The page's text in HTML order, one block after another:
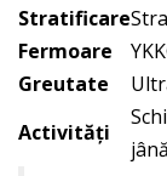
Stratificare
Fermoare
Greutate
Activități
jână